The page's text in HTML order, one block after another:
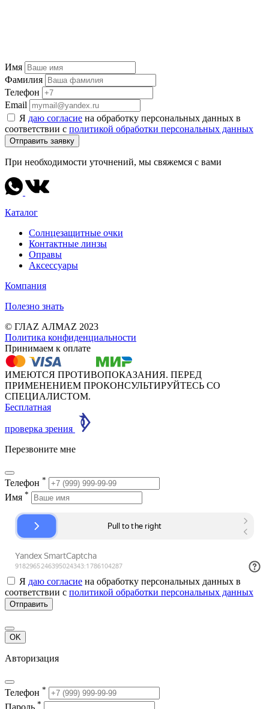
Имя
Фамилия
Телефон
Email
Я даю согласие на обработку персональных данных в
соответствии с политикой обработки персональных данных
Отправить заявку
При необходимости уточнений, мы свяжемся с вами
Каталог
Солнцезащитные очки
Контактные линзы
Оправы
Аксессуары
Компания
Полезно знать
© ГЛАZ АЛМАZ 2023
Политика конфиденциальности
Принимаем к оплате
ИМЕЮТСЯ ПРОТИВОПОКАЗАНИЯ. ПЕРЕД
ПРИМЕНЕНИЕМ ПРОКОНСУЛЬТИРУЙТЕСЬ СО
СПЕЦИАЛИСТОМ.
Бесплатная
проверка зрения
Перезвоните мне
Телефон *
Имя *
Я даю согласие на обработку персональных данных в
соответствии с политикой обработки персональных данных
Отправить
OK
Авторизация
Телефон *
Пароль *